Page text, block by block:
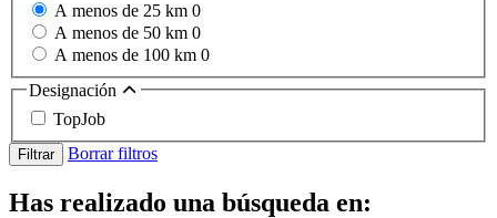
A menos de 25 km 0
A menos de 50 km 0
A menos de 100 km 0
Designación
TopJob
Filtrar Borrar filtros
Has realizado una búsqueda en: